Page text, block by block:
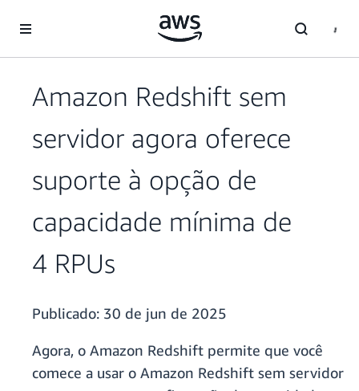
Pular para o conteúdo principal
Amazon Redshift sem
servidor agora oferece
suporte à opção de
capacidade mínima de
4 RPUs
Publicado: 30 de jun de 2025
Agora, o Amazon Redshift permite que você
comece a usar o Amazon Redshift sem servidor